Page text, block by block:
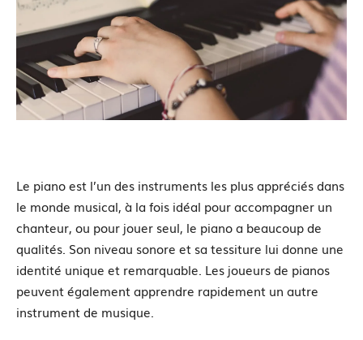
Le piano est l’un des instruments les plus appréciés dans
le monde musical, à la fois idéal pour accompagner un
chanteur, ou pour jouer seul, le piano a beaucoup de
qualités. Son niveau sonore et sa tessiture lui donne une
identité unique et remarquable. Les joueurs de pianos
peuvent également apprendre rapidement un autre
instrument de musique.